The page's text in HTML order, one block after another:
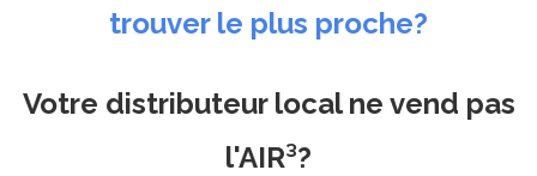
trouver le plus proche?
Votre distributeur local ne vend pas
l'AIR³?